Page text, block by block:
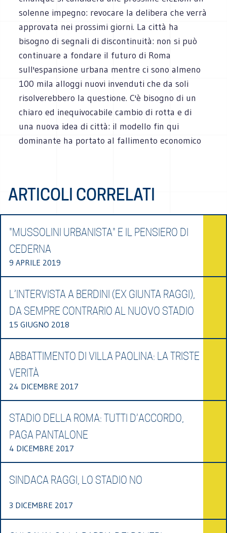
solenne impegno: revocare la delibera che verrà
approvata nei prossimi giorni. La città ha
bisogno di segnali di discontinuità: non si può
continuare a fondare il futuro di Roma
sull'espansione urbana mentre ci sono almeno
100 mila alloggi nuovi invenduti che da soli
risolverebbero la questione. C'è bisogno di un
chiaro ed inequivocabile cambio di rotta e di
una nuova idea di città: il modello fin qui
dominante ha portato al fallimento economico
ARTICOLI CORRELATI
"MUSSOLINI URBANISTA" E IL PENSIERO DI
CEDERNA
9 APRILE 2019
L’INTERVISTA A BERDINI (EX GIUNTA RAGGI),
DA SEMPRE CONTRARIO AL NUOVO STADIO
15 GIUGNO 2018
ABBATTIMENTO DI VILLA PAOLINA: LA TRISTE
VERITÀ
24 DICEMBRE 2017
STADIO DELLA ROMA: TUTTI D’ACCORDO,
PAGA PANTALONE
4 DICEMBRE 2017
SINDACA RAGGI, LO STADIO NO
3 DICEMBRE 2017